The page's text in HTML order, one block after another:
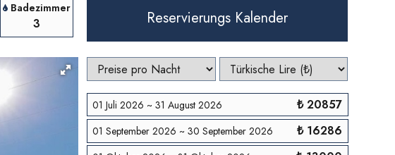
Badezimmer
3 Reservierungs Kalender
01 Juli 2026 ~ 31 August 2026 ₺ 20857
01 September 2026 ~ 30 September 2026 ₺ 16286